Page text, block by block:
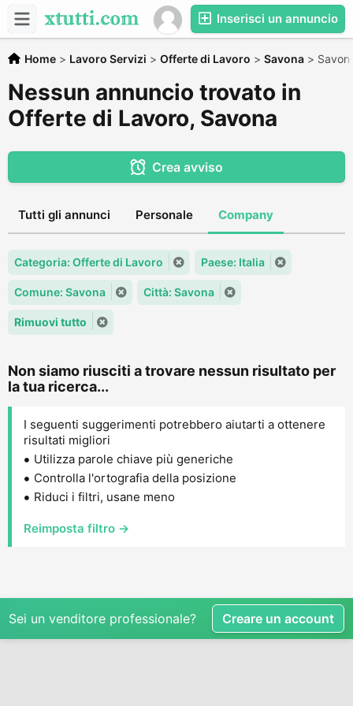
Inserisci un annuncio
Home > Lavoro Servizi > Offerte di Lavoro > Savona >
Nessun annuncio trovato in
Offerte di Lavoro, Savona
Crea avviso
Tutti gli annunci Personale Company
Categoria: Offerte di Lavoro Paese: Italia
Comune: Savona Città: Savona
Rimuovi tutto
Non siamo riusciti a trovare nessun risultato per
la tua ricerca...
I seguenti suggerimenti potrebbero aiutarti a ottenere
risultati migliori
Utilizza parole chiave più generiche
Controlla l'ortografia della posizione
Riduci i filtri, usane meno
Reimposta filtro →
Sei un venditore professionale? Creare un account